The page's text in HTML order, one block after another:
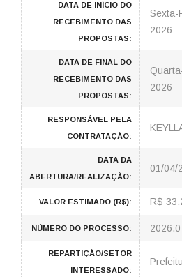
DATA DE INÍCIO DO
RECEBIMENTO DAS
PROPOSTAS:
Sexta-
2026
DATA DE FINAL DO
RECEBIMENTO DAS
PROPOSTAS:
2026
RESPONSÁVEL PELA
CONTRATAÇÃO:
DATA DA
ABERTURA/REALIZAÇÃO:
01/04/
VALOR ESTIMADO (R$): R$
NÚMERO DO PROCESSO:
REPARTIÇÃO/SETOR
INTERESSADO: